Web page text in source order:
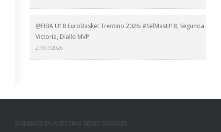
@FIBA U18 EuroBasket Trentino 2026: #SelMasU18, Segunda
Victoria, Diallo MVP
27/07/2026
SÍGUENOS EN NUESTRAS REDES SOCIALES: